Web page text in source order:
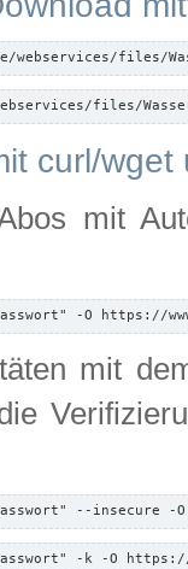
files/
files/
curl/
mit
-O https://
mit
--insecure -
-k -O https://